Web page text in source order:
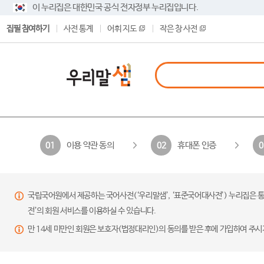
이 누리집은 대한민국 공식 전자정부 누리집입니다.
집필 참여하기 사전 통계 어휘 지도 작은 창 사전
01 이용 약관 동의 02 휴대폰 인증
국립국어원에서 제공하는 국어사전(‘우리말샘’, ‘표준국어대사전’) 누리집
전’의 회원 서비스를 이용하실 수 있습니다.
만 14세 미만인 회원은 보호자(법정대리인)의 동의를 받은 후에 가입하여 주